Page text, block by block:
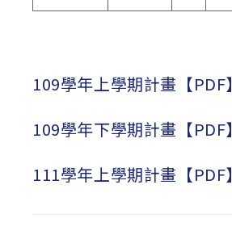
109學年上學期計畫【PDF】
109學年下學期計畫【PDF】
111學年上學期計畫【PDF】